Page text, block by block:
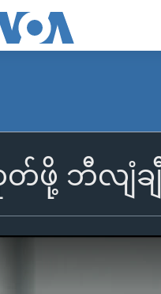
တ်ဖို့ ဘီလျံခ